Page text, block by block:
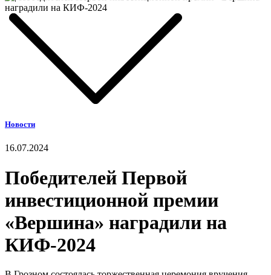
Новости
16.07.2024
Победителей Первой
инвестиционной премии
«Вершина» наградили на
КИФ-2024